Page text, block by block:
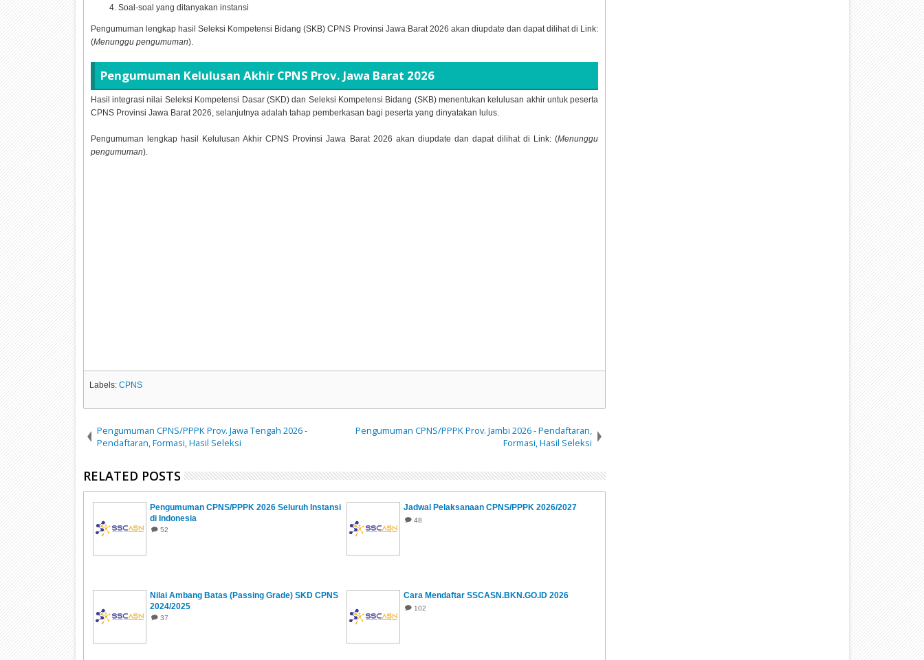
Soal-soal yang ditanyakan instansi
Pengumuman lengkap hasil Seleksi Kompetensi Bidang (SKB) CPNS Provinsi Jawa Barat 2026 akan diupdate dan dapat dilihat di Link:
(Menunggu pengumuman).
Pengumuman Kelulusan Akhir CPNS Prov. Jawa Barat 2026
Hasil integrasi nilai Seleksi Kompetensi Dasar (SKD) dan Seleksi Kompetensi Bidang (SKB) menentukan kelulusan akhir untuk peserta
CPNS Provinsi Jawa Barat2026, selanjutnya adalah tahap pemberkasan bagi peserta yang dinyatakan lulus.
Pengumuman lengkap hasil Kelulusan Akhir CPNS Provinsi Jawa Barat 2026 akan diupdate dan dapat dilihat di Link: (Menunggu
pengumuman).
Labels: CPNS
Pengumuman CPNS/PPPK Prov. Jawa Tengah 2026 -
Pendaftaran, Formasi, Hasil Seleksi
Pengumuman CPNS/PPPK Prov. Jambi 2026 - Pendaftaran,
Formasi, Hasil Seleksi
RELATED POSTS
Pengumuman CPNS/PPPK 2026 Seluruh Instansi
di Indonesia
52
Jadwal Pelaksanaan CPNS/PPPK 2026/2027
48
Nilai Ambang Batas (Passing Grade) SKD CPNS
2024/2025
37
Cara Mendaftar SSCASN.BKN.GO.ID 2026
102